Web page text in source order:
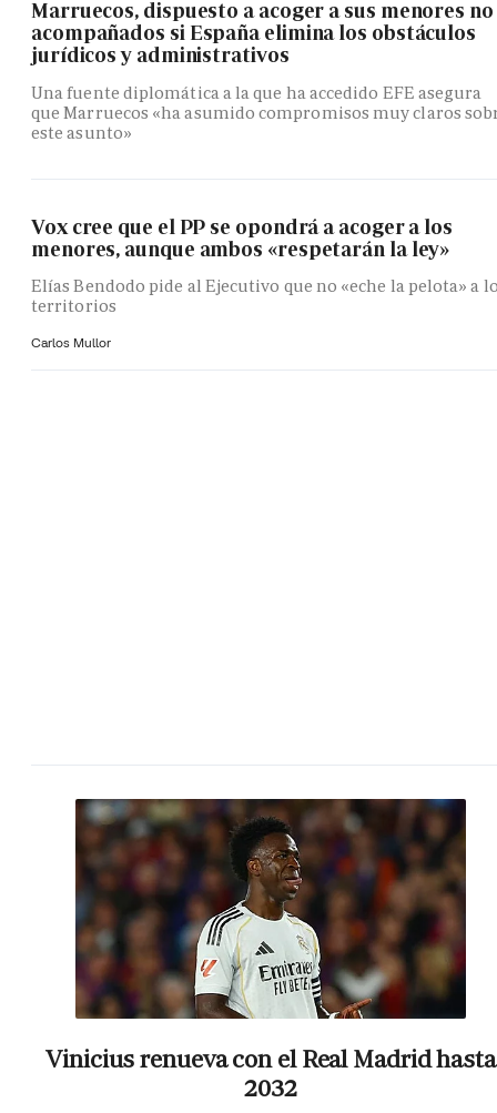
Marruecos, dispuesto a acoger a sus menores no
acompañados si España elimina los obstáculos
jurídicos y administrativos
Una fuente diplomática a la que ha accedido EFE asegura
que Marruecos «ha asumido compromisos muy claros
este asunto»
Vox cree que el PP se opondrá a acoger a los
menores, aunque ambos «respetarán la ley»
Elías Bendodo pide al Ejecutivo que no «eche la pelota» a
territorios
Carlos Mullor
Vinicius renueva con el Real Madrid hasta
2032